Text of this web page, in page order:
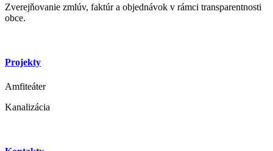
Zverejňovanie zmlúv, faktúr a objednávok v rámci transparentnosti
obce.
Projekty
Amfiteáter
Kanalizácia